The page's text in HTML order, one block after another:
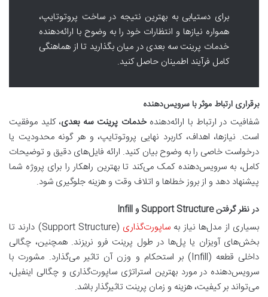
برای دستیابی به بهترین نتیجه در ساخت پروتوتایپ،
همواره نیازها و انتظارات خود را به وضوح با ارائه‌دهنده
خدمات پرینت سه بعدی در میان بگذارید تا از هماهنگی
کامل فرآیند اطمینان حاصل کنید.
برقراری ارتباط موثر با سرویس‌دهنده
شفافیت در ارتباط با ارائه‌دهنده خدمات پرینت سه بعدی، کلید موفقیت
است. نیازها، اهداف، کاربرد نهایی پروتوتایپ، و هر گونه محدودیت یا
درخواست خاصی را به وضوح بیان کنید. ارائه فایل‌های دقیق و توضیحات
کامل، به سرویس‌دهنده کمک می‌کند تا بهترین راهکار را برای پروژه شما
پیشنهاد دهد و از بروز خطاها و اتلاف وقت و هزینه جلوگیری شود.
در نظر گرفتن Support Structure و Infill
بسیاری از مدل‌ها نیاز بهساپورت‌گذاری
(Support Structure) دارند تا
بخش‌های آویزان یا پل‌ها در طول پرینت فرو نریزند. همچنین، چگالی
داخلی قطعه (Infill) بر استحکام و وزن آن تاثیر می‌گذارد. مشورت با
سرویس‌دهنده در مورد بهترین استراتژی ساپورت‌گذاری و چگالی اینفیل،
می‌تواند بر کیفیت، هزینه و زمان پرینت تاثیرگذار باشد.